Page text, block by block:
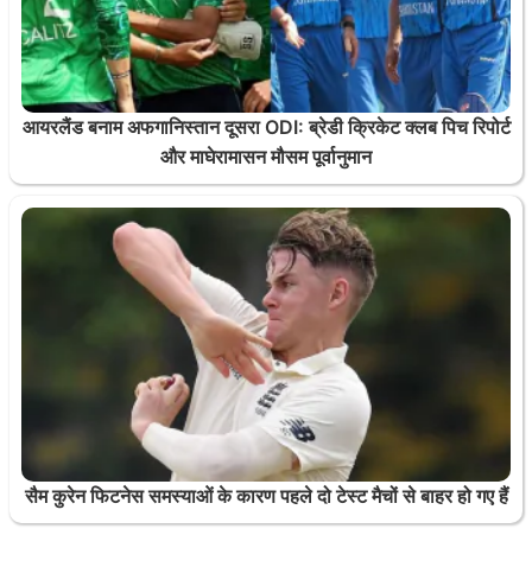
आयरलैंड बनाम अफगानिस्तान दूसरा ODI: ब्रेडी क्रिकेट क्लब पिच रिपोर्ट
और माघेरामासन मौसम पूर्वानुमान
सैम कुरेन फिटनेस समस्याओं के कारण पहले दो टेस्ट मैचों से बाहर हो गए हैं